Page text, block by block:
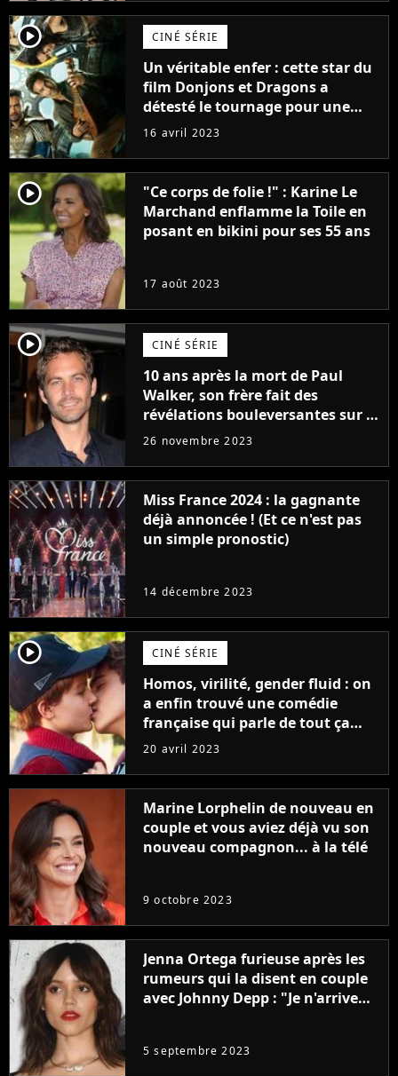
player2 CINÉ SÉRIE
Un véritable enfer : cette star du
film Donjons et Dragons a
détesté le tournage pour une
raison très spéciale
16 avril 2023
player2
"Ce corps de folie !" : Karine Le
Marchand enflamme la Toile en
posant en bikini pour ses 55 ans
17 août 2023
player2 CINÉ SÉRIE
10 ans après la mort de Paul
Walker, son frère fait des
révélations bouleversantes sur la
réaction des acteurs de Fast and
26 novembre 2023
Miss France 2024 : la gagnante
déjà annoncée ! (Et ce n'est pas
un simple pronostic)
14 décembre 2023
player2 CINÉ SÉRIE
Homos, virilité, gender fluid : on
a enfin trouvé une comédie
française qui parle de tout ça
sans être super ringarde
20 avril 2023
Marine Lorphelin de nouveau en
couple et vous aviez déjà vu son
nouveau compagnon... à la télé
9 octobre 2023
Jenna Ortega furieuse après les
rumeurs qui la disent en couple
avec Johnny Depp : "Je n'arrive
5 septembre 2023